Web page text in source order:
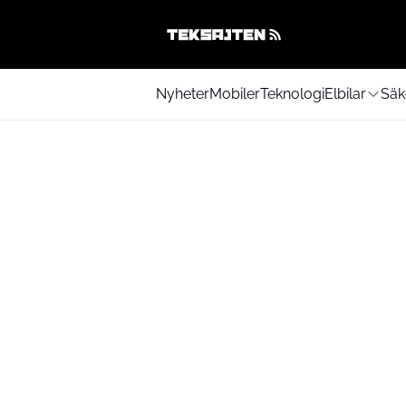
NyheterMobilerTeknologiElbilar